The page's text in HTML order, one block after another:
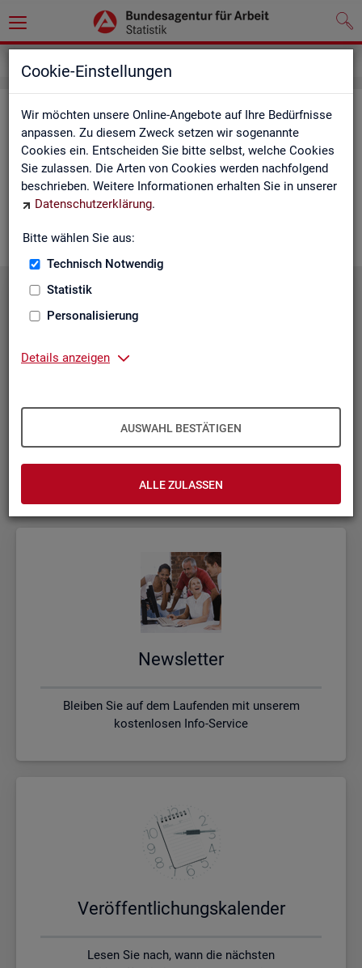
Cookie-Einstellungen
Wir möchten unsere Online-Angebote auf Ihre Bedürfnisse
anpassen. Zu diesem Zweck setzen wir sogenannte
Cookies ein. Entscheiden Sie bitte selbst, welche Cookies
Sie zulassen. Die Arten von Cookies werden nachfolgend
beschrieben. Weitere Informationen erhalten Sie in unserer
Datenschutzerklärung.
Bitte wählen Sie aus:
Technisch Notwendig
Statistik
Personalisierung
Details anzeigen
AUSWAHL BESTÄTIGEN
ALLE ZULASSEN
Ser­vice
Die Sta­tis­tik derBAbie­tet ein brei­tes An­ge­bot an Pro­duk­ten
und Son­der­aus­wer­tung (nachBe­darf). Haben Sie Fra­gen,
einen spe­zi­el­len Da­ten­wunsch oder möch­ten uns ein Feed­
back zu un­se­ren Pro­duk­ten geben, dann schau­en Sie auf den
Kon­takt, Feed­back und Kri­tik
News­let­ter
Bleiben Sie auf dem Laufenden mit unserem
kostenlosen Info-Service
Ver­öf­fent­li­chungs­ka­len­der
Lesen Sie nach, wann die nächsten